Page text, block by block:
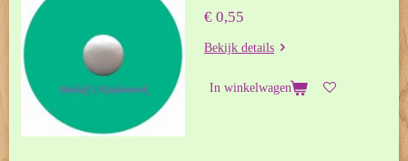
€ 0,55
Bekijk details
In winkelwagen